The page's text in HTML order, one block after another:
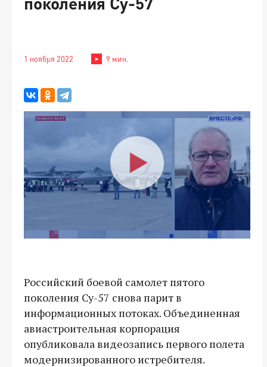
1 ноября 2022 9 мин.
Российский боевой самолет пятого
поколения Су-57 снова парит в
информационных потоках. Объединенная
авиастроительная корпорация
опубликовала видеозапись первого полета
модернизированного истребителя.